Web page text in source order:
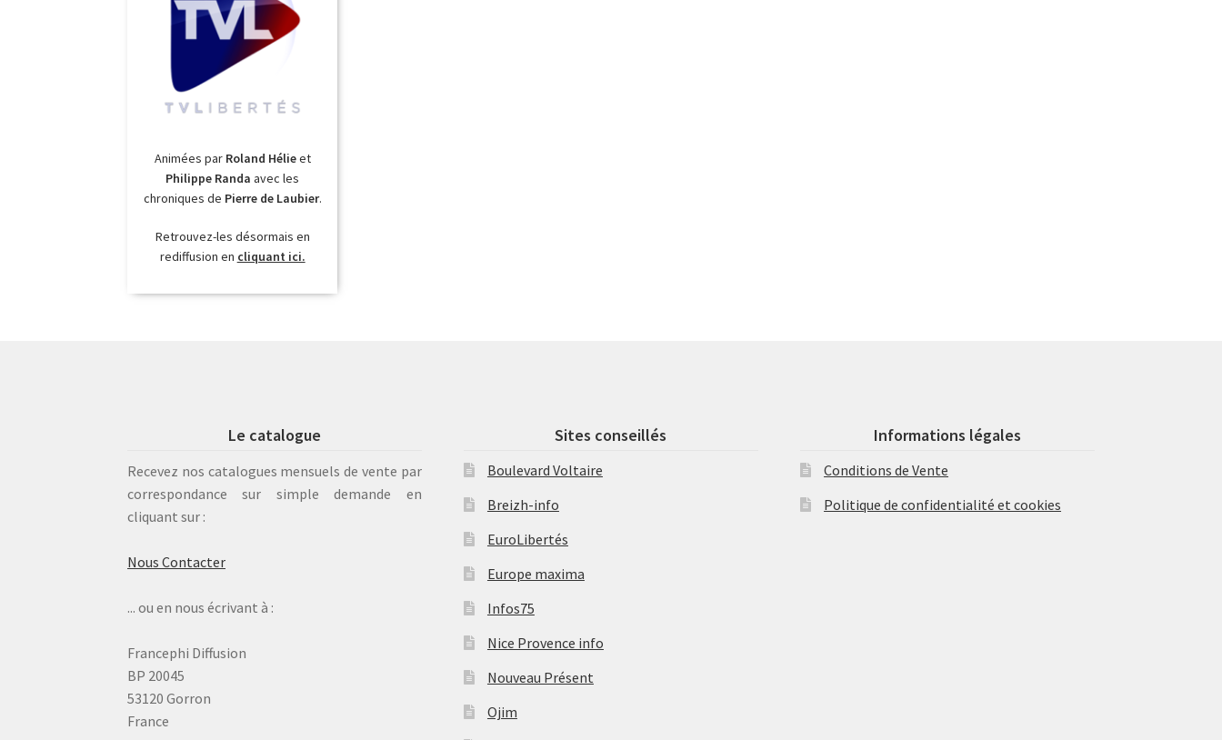
Animées par Roland Hélieet
Philippe Randa avec les
chroniques de Pierre de Laubier.
Retrouvez-les désormais en
rediffusion en cliquant ici.
Le catalogue
Recevez nos catalogues mensuels de vente par
correspondance sur simple demande en
cliquant sur :
Nous Contacter
... ou en nous écrivant à :
Francephi Diffusion
BP 20045
53120 Gorron
France
Sites conseillés
Boulevard Voltaire
Breizh-info
EuroLibertés
Europe maxima
Infos75
Nice Provence info
Nouveau Présent
Ojim
Informations légales
Conditions de Vente
Politique de confidentialité et cookies